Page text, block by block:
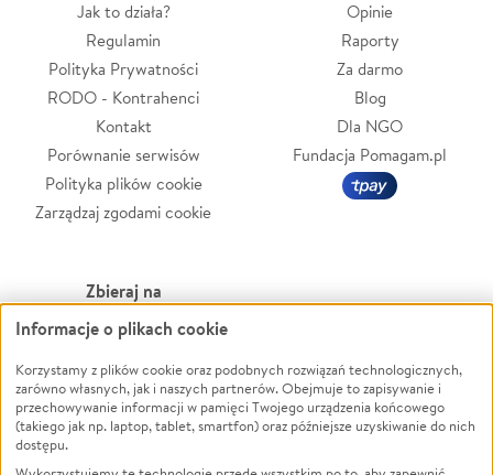
Jak to działa?
Regulamin
Polityka Prywatności
RODO - Kontrahenci
Kontakt
Porównanie serwisów
Polityka plików cookie
Zarządzaj zgodami cookie
Opinie
Raporty
Za darmo
Blog
Dla NGO
Fundacja Pomagam.pl
Zbieraj na
Leczenie
Zwierzęta
Pożar
Ukraina
Powódź
Wichura
NGO
Informacje o plikach cookie
Korzystamy z plików cookie oraz podobnych rozwiązań technologicznych,
zarówno własnych, jak i naszych partnerów. Obejmuje to zapisywanie i
przechowywanie informacji w pamięci Twojego urządzenia końcowego
(takiego jak np. laptop, tablet, smartfon) oraz późniejsze uzyskiwanie do nich
dostępu.